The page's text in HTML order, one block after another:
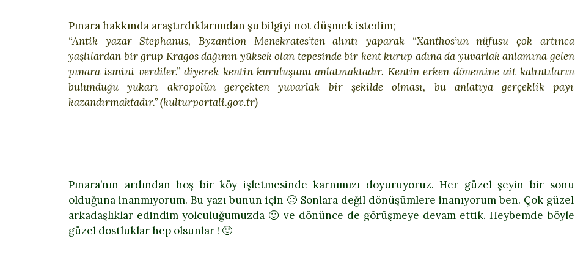
Pınara hakkında araştırdıklarımdan şu bilgiyi not düşmek istedim;
“Antik yazar Stephanus, Byzantion Menekrates’ten alıntı yaparak “Xanthos’un nüfusu çok artınca
yaşlılardan bir grup Kragos dağının yüksek olan tepesinde bir kent kurup adına da yuvarlak anlamına gelen
pınara ismini verdiler.” diyerek kentin kuruluşunu anlatmaktadır. Kentin erken dönemine ait kalıntıların
bulunduğu yukarı akropolün gerçekten yuvarlak bir şekilde olması, bu anlatıya gerçeklik payı
kazandırmaktadır.” (kulturportali.gov.tr)
Pınara’nın ardından hoş bir köy işletmesinde karnımızı doyuruyoruz. Her güzel şeyin bir sonu
olduğuna inanmıyorum. Bu yazı bunun için 🙂 Sonlara değil dönüşümlere inanıyorum ben. Çok güzel
arkadaşlıklar edindim yolculuğumuzda 🙂 ve dönünce de görüşmeye devam ettik. Heybemde böyle
güzel dostluklar hep olsunlar ! 🙂